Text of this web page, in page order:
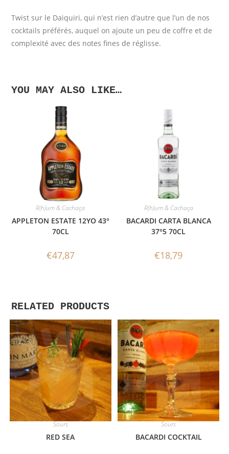
Twist sur le Daiquiri, qui n’est rien d’autre que l’un de nos
cocktails préférés, auquel on ajoute un peu de coffre et de
complexité avec des notes fines de réglisse.
YOU MAY ALSO LIKE…
R(h)um & Cachaça
APPLETON ESTATE 12YO 43°
70CL
€47,87
R(h)um & Cachaça
BACARDI CARTA BLANCA
37°5 70CL
€18,79
RELATED PRODUCTS
Sours
RED SEA
Sours
BACARDI COCKTAIL